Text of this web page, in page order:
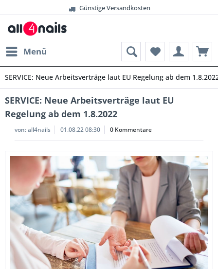
Günstige Versandkosten
Menü
SERVICE: Neue Arbeitsverträge laut EU Regelung ab dem
SERVICE: Neue Arbeitsverträge laut EU
Regelung ab dem 1.8.2022
von:all4nails 01.08.22 08:30 0 Kommentare